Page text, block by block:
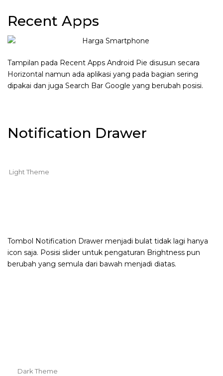
Recent Apps
Tampilan pada Recent Apps Android Pie disusun secara
Horizontal namun ada aplikasi yang pada bagian sering
dipakai dan juga Search Bar Google yang berubah posisi.
Notification Drawer
Light Theme
Tombol Notification Drawer menjadi bulat tidak lagi hanya
icon saja. Posisi slider untuk pengaturan Brightness pun
berubah yang semula dari bawah menjadi diatas.
Dark Theme